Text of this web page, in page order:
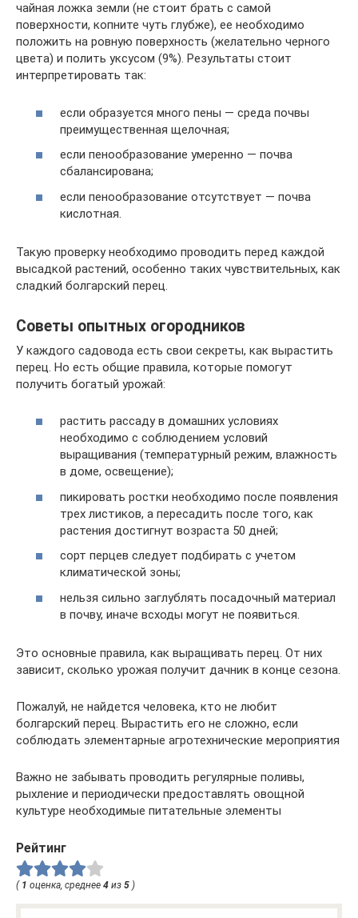
чайная ложка земли (не стоит брать с самой
поверхности, копните чуть глубже), ее необходимо
положить на ровную поверхность (желательно черного
цвета) и полить уксусом (9%). Результаты стоит
интерпретировать так:
если образуется много пены — среда почвы
преимущественная щелочная;
если пенообразование умеренно — почва
сбалансирована;
если пенообразование отсутствует — почва
кислотная.
Такую проверку необходимо проводить перед каждой
высадкой растений, особенно таких чувствительных, как
сладкий болгарский перец.
Советы опытных огородников
У каждого садовода есть свои секреты, как вырастить
перец. Но есть общие правила, которые помогут
получить богатый урожай:
растить рассаду в домашних условиях
необходимо с соблюдением условий
выращивания (температурный режим, влажность
в доме, освещение);
пикировать ростки необходимо после появления
трех листиков, а пересадить после того, как
растения достигнут возраста 50 дней;
сорт перцев следует подбирать с учетом
климатической зоны;
нельзя сильно заглублять посадочный материал
в почву, иначе всходы могут не появиться.
Это основные правила, как выращивать перец. От них
зависит, сколько урожая получит дачник в конце сезона.
Пожалуй, не найдется человека, кто не любит
болгарский перец. Вырастить его не сложно, если
соблюдать элементарные агротехнические мероприятия
Важно не забывать проводить регулярные поливы,
рыхление и периодически предоставлять овощной
культуре необходимые питательные элементы
Рейтинг
( 1 оценка, среднее 4 из 5 )